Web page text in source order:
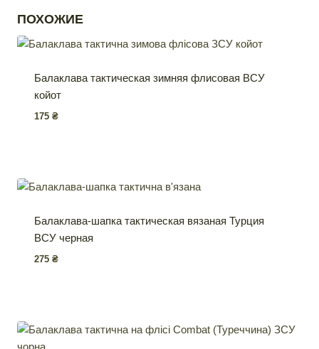
ПОХОЖИЕ
Балаклава тактическая зимняя флисовая ВСУ
койот
175 ₴
Балаклава-шапка тактическая вязаная Турция
ВСУ черная
275 ₴